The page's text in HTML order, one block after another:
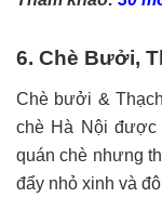
6. Chè Bưởi,
Chè bưởi &
chè Hà Nội được
quán chè nhưng
đẩy nhỏ xinh và